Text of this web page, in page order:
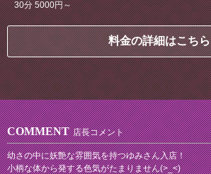
30分 5000円～
料金の詳細はこちら
COMMENT 店長コメント
幼さの中に妖艶な雰囲気を持つゆみさん入店！
小柄な体から発する色気がたまりません(>_<)